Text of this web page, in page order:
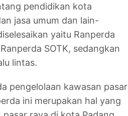
pendidikan kota
jasa umum dan lain-
yaitu Ranperda
SOTK, sedangkan
lintas.
pengelolaan kawasan pasar
ini merupakan hal yang